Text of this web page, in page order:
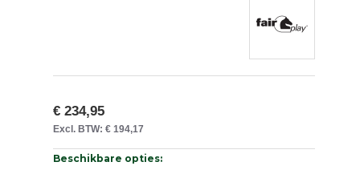
€ 234,95
Excl. BTW: € 194,17
Beschikbare opties: